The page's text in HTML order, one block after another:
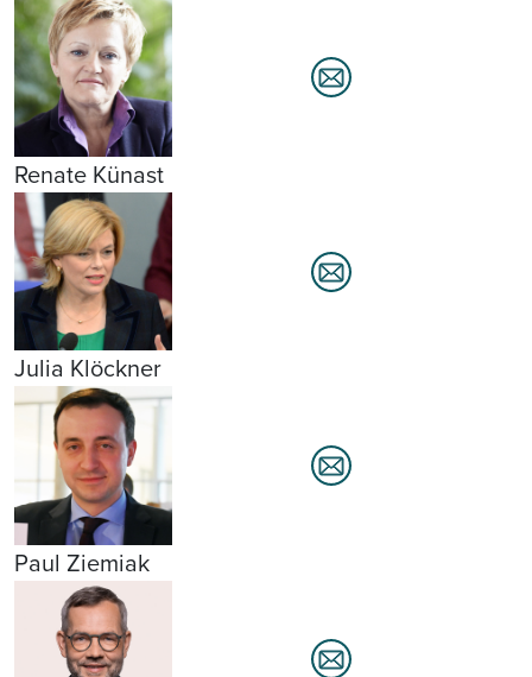
Renate Künast
Julia Klöckner
Paul Ziemiak